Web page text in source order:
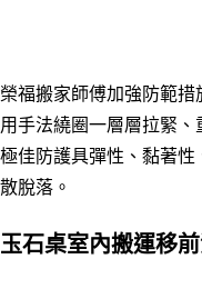
榮福搬家師傅加強防範措
用手法繞圈一層層拉緊、
極佳防護具彈性、黏著性
散脫落。
玉石桌室內搬運移